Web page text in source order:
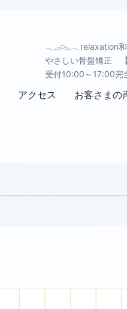
𓂃𓈒𓂂𓏸𓂂𓈒𓂃relaxation
やさしい骨盤矯正
受付10:00～17:00完
アクセス お客さま